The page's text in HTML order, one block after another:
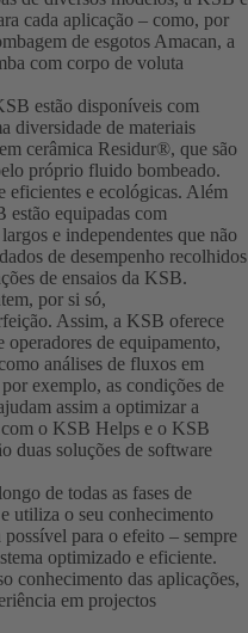
cada aplicação – como, por
de esgotos Amacan, a
com corpo de voluta
estão disponíveis com
diversidade de materiais
cerâmica Residur®, que são
próprio fluido bombeado.
eficientes e ecológicas. Além
estão equipadas com
e independentes que não
de desempenho recolhidos
de ensaios da KSB.
por si só,
Assim, a KSB oferece
operadores de equipamento,
análises de fluxos em
exemplo, as condições de
assim a optimizar a
o KSB Helps e o KSB
duas soluções de software
de todas as fases de
utiliza o seu conhecimento
para o efeito – sempre
optimizado e eficiente.
conhecimento das aplicações,
em projectos